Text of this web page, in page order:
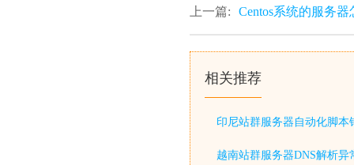
上一篇: Centos系统的服务
相关推荐
印尼站群服务器自动化脚本
越南站群服务器DNS解析异